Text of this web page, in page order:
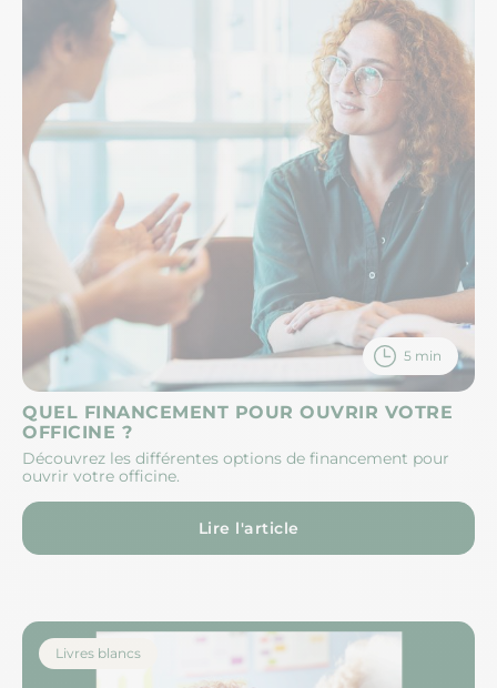
5 min
QUEL FINANCEMENT POUR OUVRIR VOTRE
OFFICINE ?
Découvrez les différentes options de financement pour
ouvrir votre officine.
Lire l'article
Livres blancs